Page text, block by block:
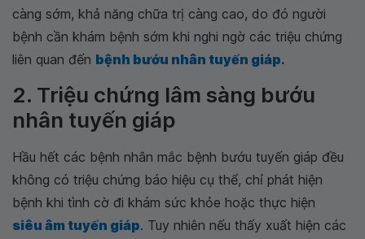
càng sớm, khả năng chữa trị càng cao, do đó người
bệnh cần khám bệnh sớm khi nghi ngờ các triệu chứng
liên quan đến bệnh bướu nhân tuyến giáp.
2. Triệu chứng lâm sàng bướu
nhân tuyến giáp
Hầu hết các bệnh nhân mắc bệnh bướu tuyến giáp đều
không có triệu chứng báo hiệu cụ thể, chỉ phát hiện
bệnh khi tình cờ đi khám sức khỏe hoặc thực hiện
siêu âm tuyến giáp. Tuy nhiên nếu thấy xuất hiện các